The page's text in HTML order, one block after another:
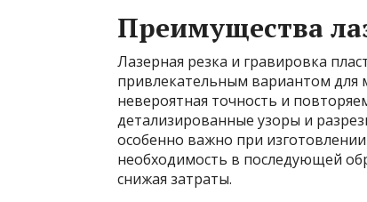
Преимущества
Лазерная резка и гравировка
привлекательным вариантом для
невероятная точность и
детализированные узоры и
особенно важно при
необходимость в последующей
снижая затраты.